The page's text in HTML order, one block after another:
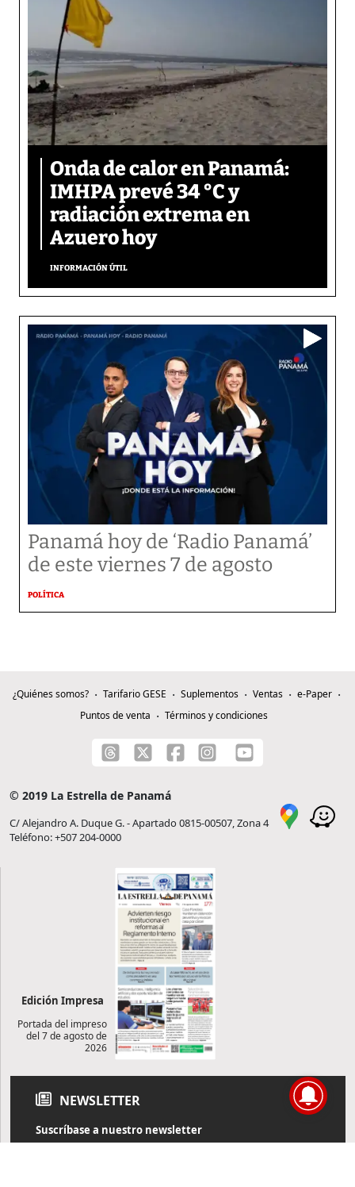
Onda de calor en Panamá:
IMHPA prevé 34 °C y
radiación extrema en
Azuero hoy
INFORMACIÓN ÚTIL
Panamá hoy de ‘Radio Panamá’
de este viernes 7 de agosto
POLÍTICA
¿Quiénes somos? Tarifario GESE Suplementos Ventas
e-Paper
Puntos de venta
Términos y condiciones
© 2019 La Estrella de Panamá
C/ Alejandro A. Duque G. - Apartado 0815-00507, Zona 4
Teléfono: +507 204-0000
Edición Impresa
Portada del impreso
del 7 de agosto de
2026
NEWSLETTER
Suscríbase a nuestro newsletter
Reciba diariamente información de actualidad directamente en